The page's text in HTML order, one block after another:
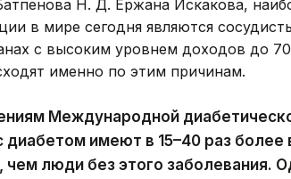
Н. Д. Ержана Искакова,
в мире сегодня являются
с высоким уровнем доходов до
именно по этим причинам.
Международной
диабетом имеют в 15–40 раз более
чем люди без этого заболевания.